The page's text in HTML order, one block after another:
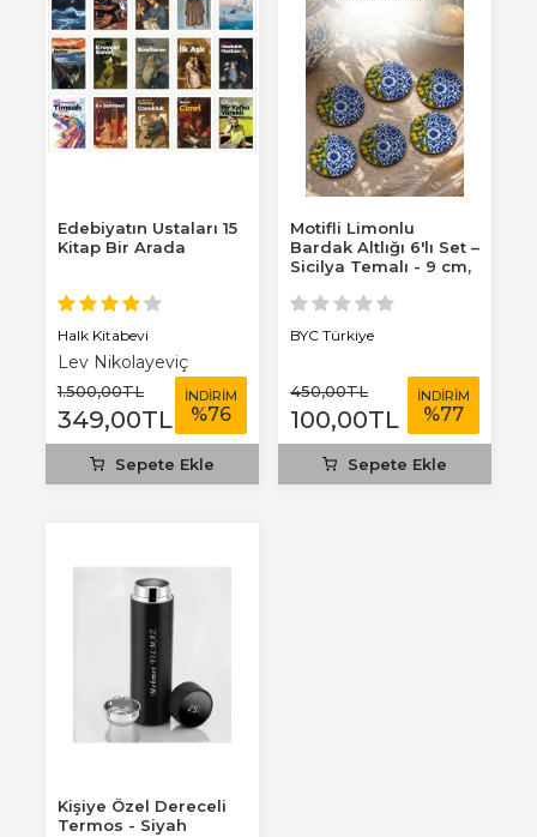
Edebiyatın Ustaları 15
Kitap Bir Arada
Halk Kitabevi
Lev Nikolayeviç
Tolstoy
1.500,00TL
349,00TL
İNDİRİM
%76
Sepete Ekle
Motifli Limonlu
Bardak Altlığı 6'lı Set –
Sicilya Temalı - 9 cm,
BYC Türkiye
450,00TL
100,00TL
İNDİRİM
%77
Sepete Ekle
Kişiye Özel Dereceli
Termos - Siyah